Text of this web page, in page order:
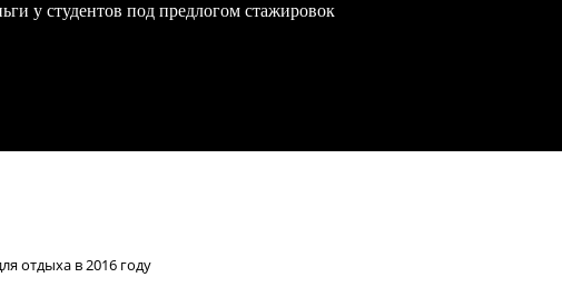
у студентов под предлогом стажировок
отдыха в 2016 году